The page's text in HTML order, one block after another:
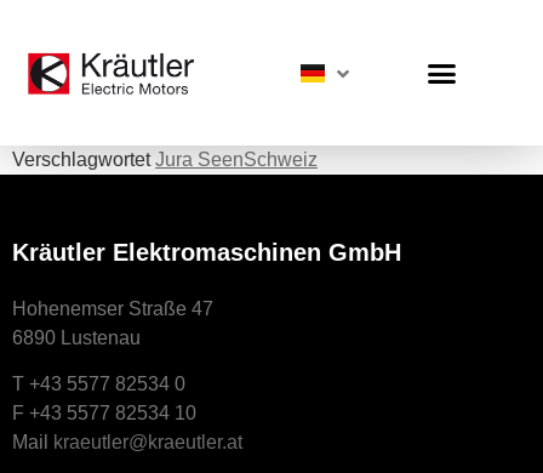
VerschlagwortetJura SeenSchweiz
Kräutler Elektromaschinen GmbH
Hohenemser Straße 47
6890 Lustenau
T +43 5577 82534 0
F +43 5577 82534 10
Mail
kraeutler@kraeutler.at